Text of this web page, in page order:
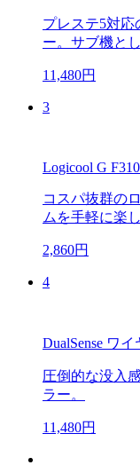
プレステ5対応
ー。サブ機と
11,480円
3
Logicool G
コスパ抜群の
ムを手軽に楽
2,860円
4
DualSense ワ
圧倒的な没入
ラー。
11,480円